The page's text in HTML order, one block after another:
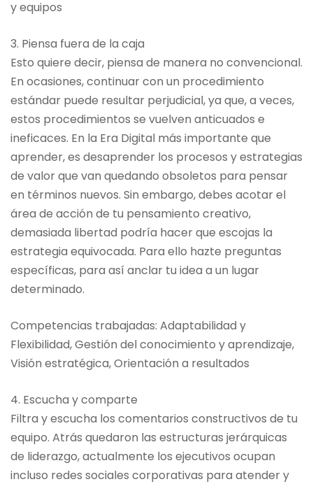
y equipos
3. Piensa fuera de la caja
Esto quiere decir, piensa de manera no convencional.
En ocasiones, continuar con un procedimiento
estándar puede resultar perjudicial, ya que, a veces,
estos procedimientos se vuelven anticuados e
ineficaces. En la Era Digital más importante que
aprender, es desaprender los procesos y estrategias
de valor que van quedando obsoletos para pensar
en términos nuevos. Sin embargo, debes acotar el
área de acción de tu pensamiento creativo,
demasiada libertad podría hacer que escojas la
estrategia equivocada. Para ello hazte preguntas
específicas, para así anclar tu idea a un lugar
determinado.
Competencias trabajadas: Adaptabilidad y
Flexibilidad, Gestión del conocimiento y aprendizaje,
Visión estratégica, Orientación a resultados
4. Escucha y comparte
Filtra y escucha los comentarios constructivos de tu
equipo. Atrás quedaron las estructuras jerárquicas
de liderazgo, actualmente los ejecutivos ocupan
incluso redes sociales corporativas para atender y